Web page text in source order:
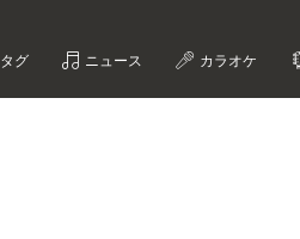
タグ ニュース カラオケ